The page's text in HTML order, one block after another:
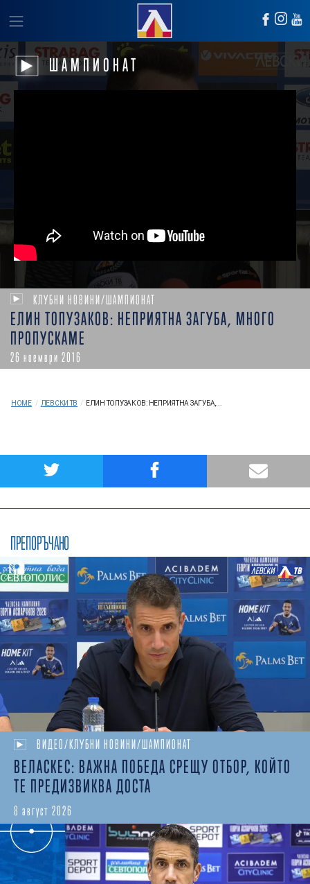
ШАМПИОНАТ
КЛУБНИ НОВИНИ/ШАМПИОНАТ
ЕЛИН ТОПУЗАКОВ: НЕПРИЯТНА ЗАГУБА, МНОГО
ПРОПУСКАМЕ
26 ноември 2016
HOME / ЛЕВСКИ ТВ / ЕЛИН ТОПУЗАКОВ: НЕПРИЯТНА ЗАГУБА,...
ПРЕПОРЪЧАНО
ВИДЕО/КЛУБНИ НОВИНИ/ШАМПИОНАТ
ВЕЛАСКЕС: ВАЖНА ПОБЕДА СРЕЩУ ОТБОР, КОЙТО
ТЕ ПРЕДИЗВИКВА ДОСТА
8 август 2026